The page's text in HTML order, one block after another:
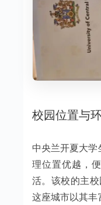
校园位置与
中央兰开夏大
理位置优越，
活。该校的主
这座城市以其